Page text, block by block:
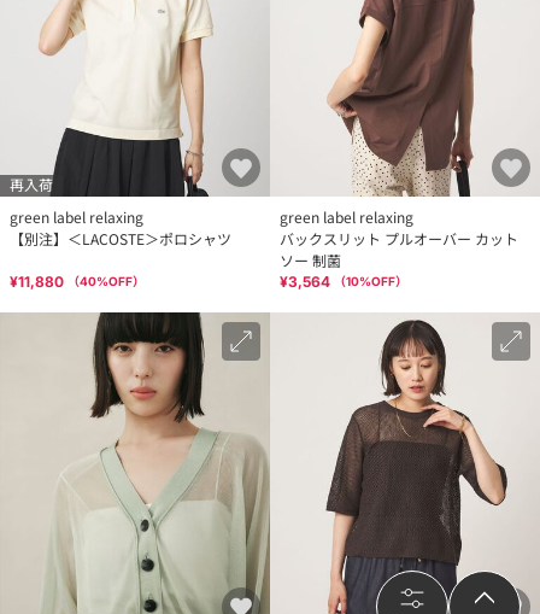
再入荷
green label relaxing
【別注】＜LACOSTE＞ポロシャツ
¥11,880 （40%OFF）
green label relaxing
バックスリット プルオーバー カット
ソー 制菌
¥3,564 （10%OFF）